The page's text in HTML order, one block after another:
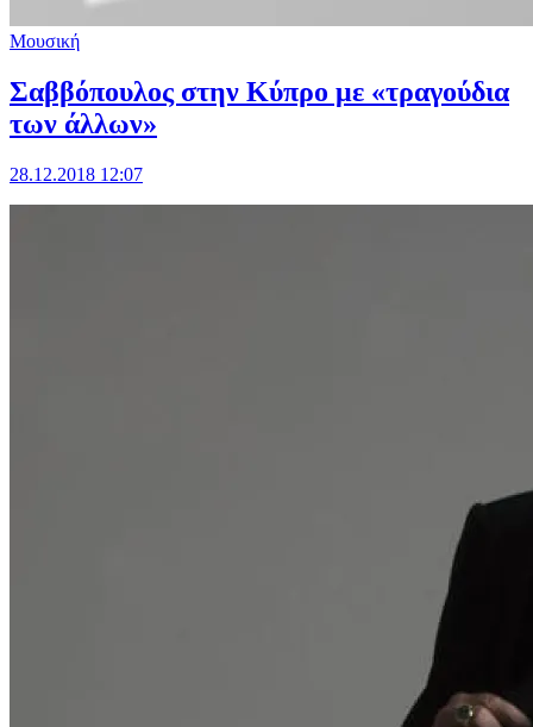
Μουσική
Σαββόπουλος στην Κύπρο με «τραγούδια
των άλλων»
28.12.2018 12:07